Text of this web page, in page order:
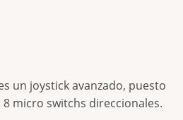
un joystick avanzado, puesto
micro switchs direccionales.